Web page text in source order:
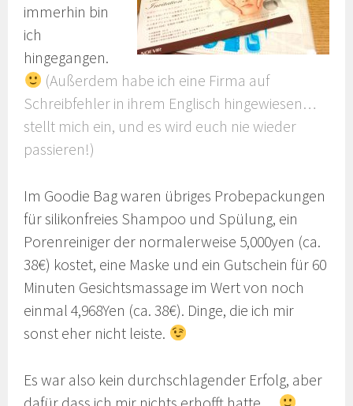
immerhin bin
ich
hingegangen.
(Außerdem habe ich eine Firma auf
Schreibfehler in ihrem Englisch hingewiesen…
stellt mich ein, und es wird euch nie wieder
passieren!)
Im Goodie Bag waren übriges Probepackungen
für silikonfreies Shampoo und Spülung, ein
Porenreiniger der normalerweise 5,000yen (ca.
38€) kostet, eine Maske und ein Gutschein für 60
Minuten Gesichtsmassage im Wert von noch
einmal 4,968Yen (ca. 38€). Dinge, die ich mir
sonst eher nicht leiste.
Es war also kein durchschlagender Erfolg, aber